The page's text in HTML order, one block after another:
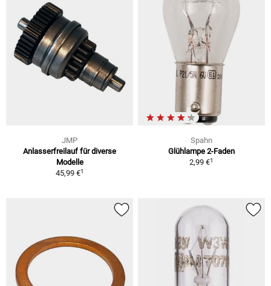
JMP
Anlasserfreilauf für diverse
Modelle
45,99 €1
Spahn
Glühlampe 2-Faden
2,99 €1